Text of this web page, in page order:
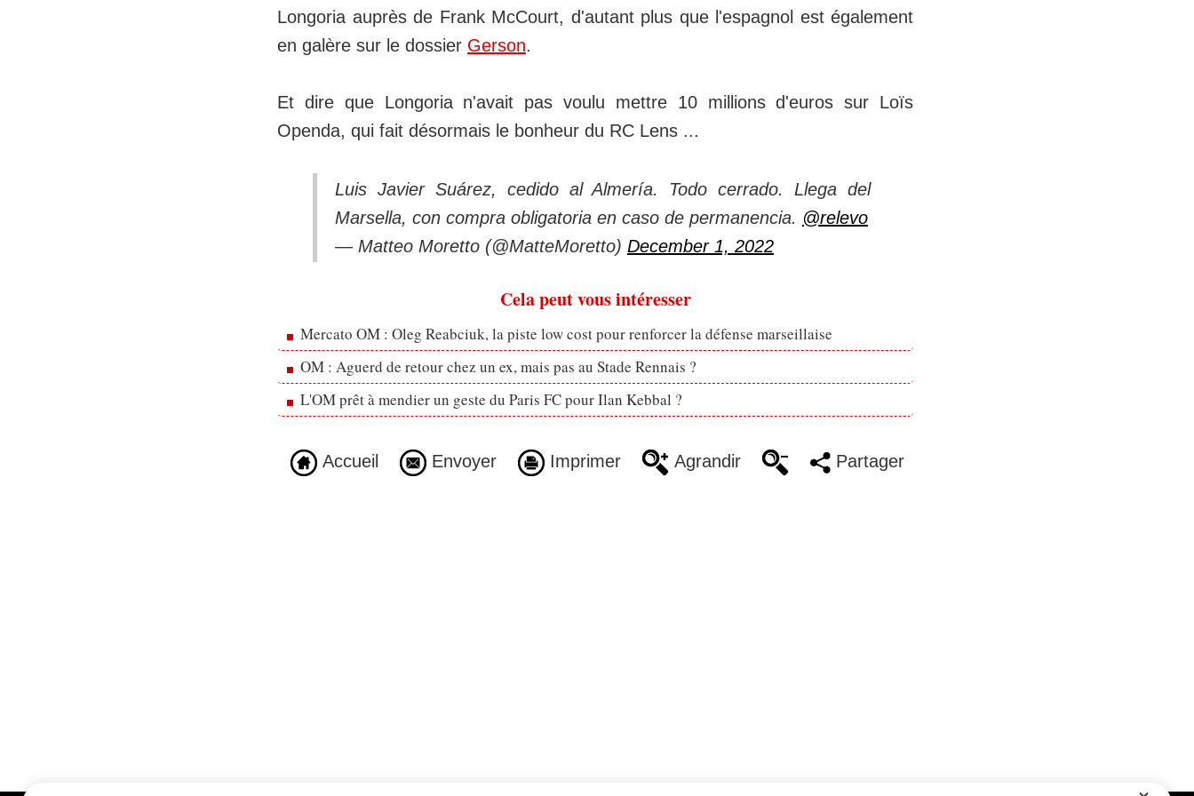
Longoria auprès de Frank McCourt, d'autant plus que l'espagnol est également
en galère sur le dossier Gerson.
Et dire que Longoria n'avait pas voulu mettre 10 millions d'euros sur Loïs
Openda, qui fait désormais le bonheur du RC Lens ...
Luis Javier Suárez, cedido al Almería. Todo cerrado. Llega del
Marsella, con compra obligatoria en caso de permanencia. @relevo
— Matteo Moretto (@MatteMoretto) December 1, 2022
Cela peut vous intéresser
Mercato OM : Oleg Reabciuk, la piste low cost pour renforcer la défense marseillaise
OM : Aguerd de retour chez un ex, mais pas au Stade Rennais ?
L'OM prêt à mendier un geste du Paris FC pour Ilan Kebbal ?
Accueil Envoyer Imprimer Agrandir Partager